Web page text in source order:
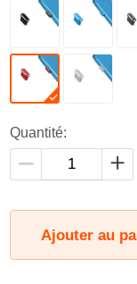
Quantité:
Ajouter au